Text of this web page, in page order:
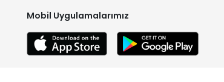
Mobil Uygulamalarımız